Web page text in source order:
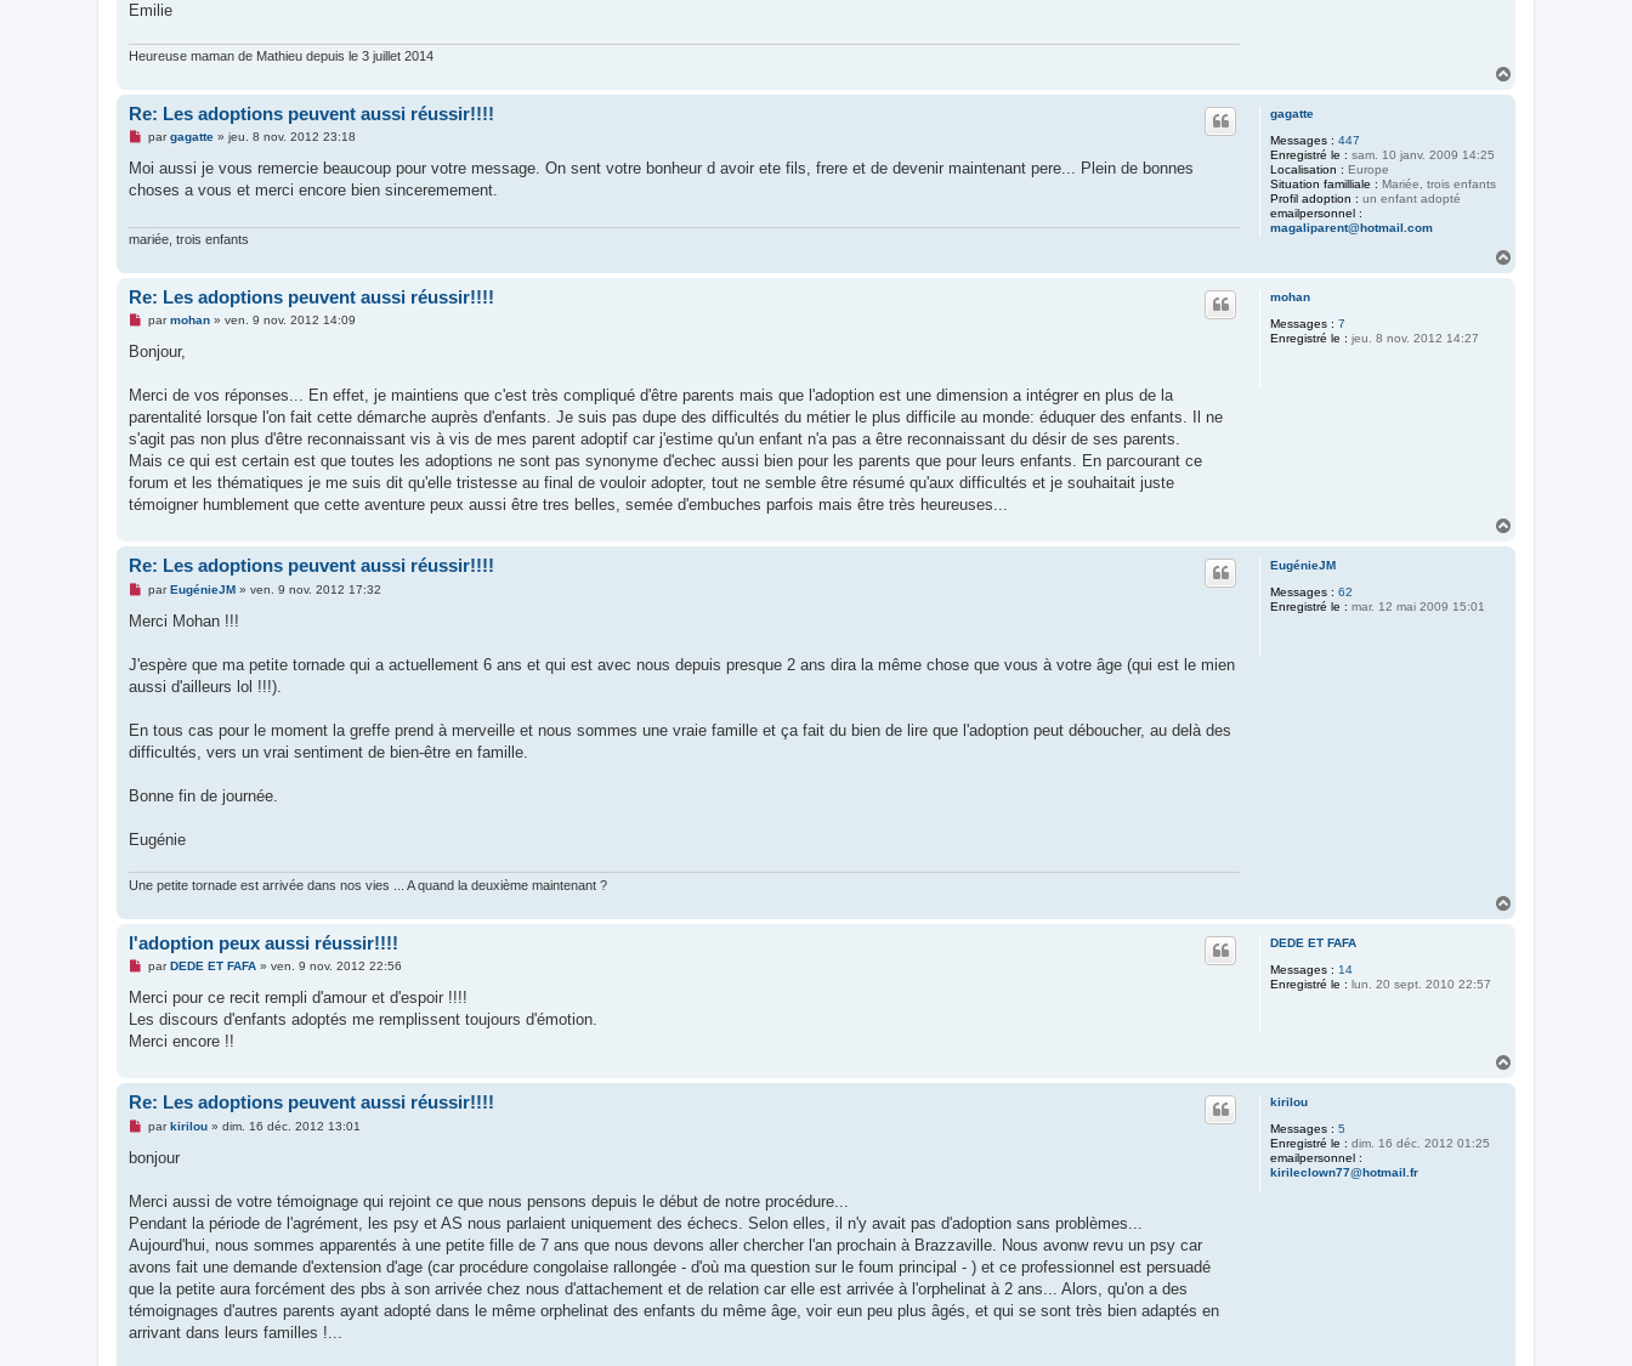
n
n
l
Emilie
Heureuse maman de Mathieu depuis le 3 juillet 2014
gagatte
Messages : 447
Enregistré le : sam. 10 janv. 2009 14:25
Localisation : Europe
Situation familliale : Mariée, trois enfants
Profil adoption : un enfant adopté
emailpersonnel :
magaliparent@hotmail.com
Re: Les adoptions peuvent aussi réussir!!!!
M
s
a
n
u
pargagatte» jeu. 8 nov. 2012 23:18
Moi aussi je vous remercie beaucoup pour votre message. On sent votre bonheur d avoir ete fils, frere et de devenir maintenant pere... Plein de bonnes
choses a vous et merci encore bien sinceremement.
mariée, trois enfants
mohan
Messages : 7
Enregistré le : jeu. 8 nov. 2012 14:27
Re: Les adoptions peuvent aussi réussir!!!!
M
s
g
n
o
n
l
u
parmohan» ven. 9 nov. 2012 14:09
Bonjour,
Merci de vos réponses... En effet, je maintiens que c'est très compliqué d'être parents mais que l'adoption est une dimension a intégrer en plus de la
parentalité lorsque l'on fait cette démarche auprès d'enfants. Je suis pas dupe des difficultés du métier le plus difficile au monde: éduquer des enfants. Il ne
s'agit pas non plus d'être reconnaissant vis à vis de mes parent adoptif car j'estime qu'un enfant n'a pas a être reconnaissant du désir de ses parents.
Mais ce qui est certain est que toutes les adoptions ne sont pas synonyme d'echec aussi bien pour les parents que pour leurs enfants. En parcourant ce
forum et les thématiques je me suis dit qu'elle tristesse au final de vouloir adopter, tout ne semble être résumé qu'aux difficultés et je souhaitait juste
témoigner humblement que cette aventure peux aussi être tres belles, semée d'embuches parfois mais être très heureuses...
EugénieJM
Messages : 62
Enregistré le : mar. 12 mai 2009 15:01
Re: Les adoptions peuvent aussi réussir!!!!
M
s
g
n
l
u
parEugénieJM» ven. 9 nov. 2012 17:32
Merci Mohan !!!
J'espère que ma petite tornade qui a actuellement 6 ans et qui est avec nous depuis presque 2 ans dira la même chose que vous à votre âge (qui est le mien
aussi d'ailleurs lol !!!).
En tous cas pour le moment la greffe prend à merveille et nous sommes une vraie famille et ça fait du bien de lire que l'adoption peut déboucher, au delà des
difficultés, vers un vrai sentiment de bien-être en famille.
Bonne fin de journée.
Eugénie
Une petite tornade est arrivée dans nos vies ... A quand la deuxième maintenant ?
DEDE ET FAFA
Messages : 14
Enregistré le : lun. 20 sept. 2010 22:57
l'adoption peux aussi réussir!!!!
M
s
a
g
o
l
u
parDEDE ET FAFA» ven. 9 nov. 2012 22:56
Merci pour ce recit rempli d'amour et d'espoir !!!!
Les discours d'enfants adoptés me remplissent toujours d'émotion.
Merci encore !!
kirilou
Messages : 5
Enregistré le : dim. 16 déc. 2012 01:25
emailpersonnel :
kirileclown77@hotmail.fr
Re: Les adoptions peuvent aussi réussir!!!!
M
s
g
n
o
n
l
u
parkirilou» dim. 16 déc. 2012 13:01
bonjour
Merci aussi de votre témoignage qui rejoint ce que nous pensons depuis le début de notre procédure...
Pendant la période de l'agrément, les psy et AS nous parlaient uniquement des échecs. Selon elles, il n'y avait pas d'adoption sans problèmes...
Aujourd'hui, nous sommes apparentés à une petite fille de 7 ans que nous devons aller chercher l'an prochain à Brazzaville. Nous avonw revu un psy car
avons fait une demande d'extension d'age (car procédure congolaise rallongée - d'où ma question sur le foum principal - ) et ce professionnel est persuadé
que la petite aura forcément des pbs à son arrivée chez nous d'attachement et de relation car elle est arrivée à l'orphelinat à 2 ans... Alors, qu'on a des
témoignages d'autres parents ayant adopté dans le même orphelinat des enfants du même âge, voir eun peu plus âgés, et qui se sont très bien adaptés en
arrivant dans leurs familles !...